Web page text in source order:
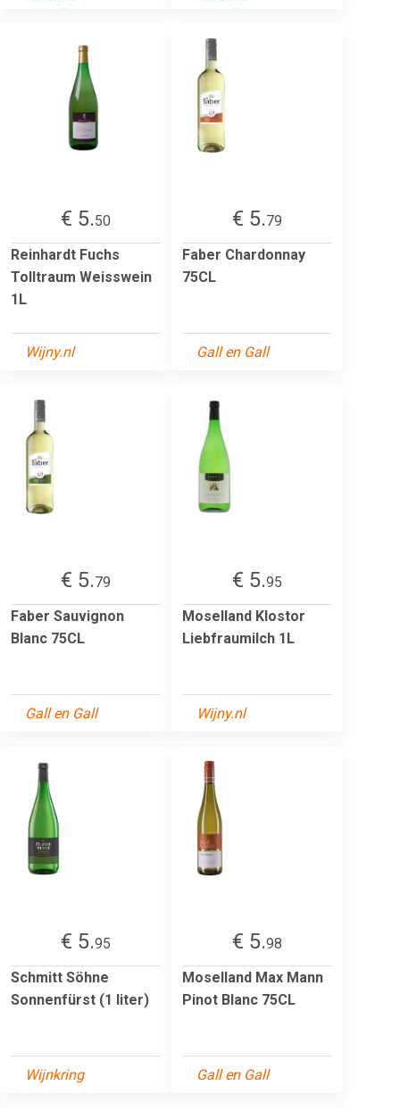
€ 5.50
Reinhardt Fuchs
Tolltraum Weisswein
1L
Wijny.nl
€ 5.79
Faber Chardonnay
75CL
Gall en Gall
€ 5.79
Faber Sauvignon
Blanc 75CL
Gall en Gall
€ 5.95
Moselland Klostor
Liebfraumilch 1L
Wijny.nl
€ 5.95
Schmitt Söhne
Sonnenfürst (1 liter)
Wijnkring
€ 5.98
Moselland Max Mann
Pinot Blanc 75CL
Gall en Gall